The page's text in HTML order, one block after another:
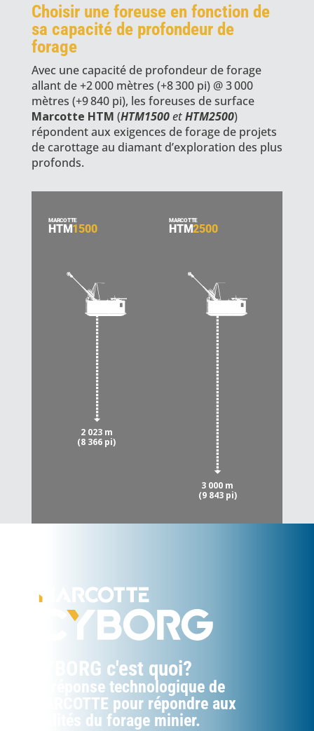
Choisir une foreuse en fonction de
sa capacité de profondeur de
forage
Avec une capacité de profondeur de forage
allant de +2 000 mètres (+8 300 pi) @ 3 000
mètres (+9 840 pi), les foreuses de surface
Marcotte HTM (HTM1500etHTM2500)
répondent aux exigences de forage de projets
de carottage au diamant d’exploration des plus
profonds.
MARCOTTE
HTM1500
2 023 m
(8 366 pi)
MARCOTTE
HTM2500
3 000 m
(9 843 pi)
CYBORG c'est quoi?
La réponse technologique de
MARCOTTE pour répondre aux
réalités du forage minier.